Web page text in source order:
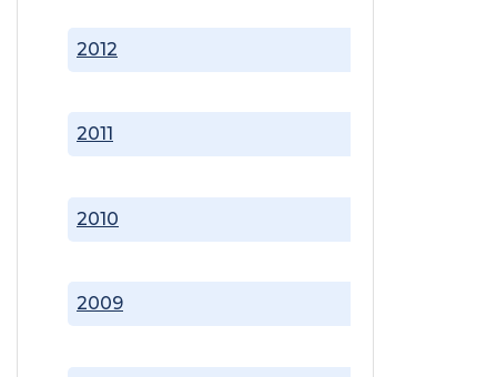
2009
2010
2011
2012